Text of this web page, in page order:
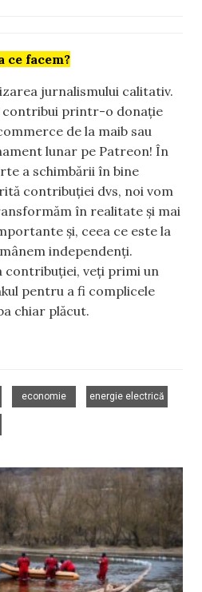
ce facem?
jurnalismului calitativ.
contribui printr-o donație
de la maib sau
lunar pe Patreon! În
a schimbării în bine
contribuției dvs, noi vom
în realitate și mai
și, ceea ce este la
independenți.
veți primi un
pentru a fi complicele
chiar plăcut.
economie
energie electrică